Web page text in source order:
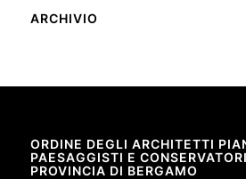
ARCHIVIO
ORDINE DEGLI ARCHITETTI
PAESAGGISTI E
PROVINCIA DI BERGAMO